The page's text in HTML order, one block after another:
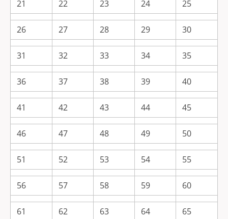
21 22 23 24 25
26 27 28 29 30
31 32 33 34 35
36 37 38 39 40
41 42 43 44 45
46 47 48 49 50
51 52 53 54 55
56 57 58 59 60
61 62 63 64 65